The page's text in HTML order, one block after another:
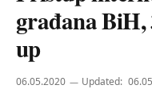
građana
up
06.05.2020 Updated: